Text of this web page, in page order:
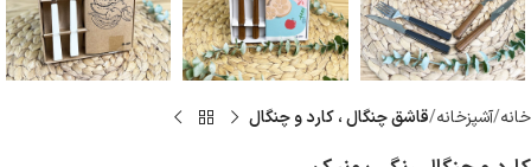
خانه آشپزخانه قاشق چنگال ، كارد و چنگال